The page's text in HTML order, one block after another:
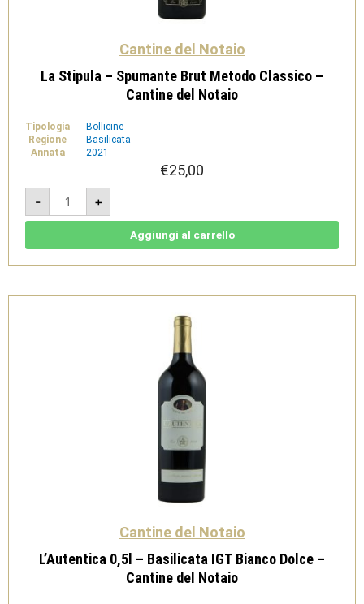
Cantine del Notaio
La Stipula – Spumante Brut Metodo Classico –
Cantine del Notaio
Tipologia
Bollicine
Regione
Basilicata
Annata
2021
€25,00
-
La
Stipula
-
Spumante
-
Notaio
+
Aggiungi al carrello
Cantine del Notaio
L’Autentica 0,5l – Basilicata IGT Bianco Dolce –
Cantine del Notaio